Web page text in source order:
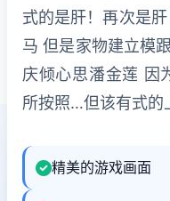
式的是肝！再次是
马 但是家物建立模
庆倾心思潘金莲 因
所按照…但该有式的
精美的游戏画面